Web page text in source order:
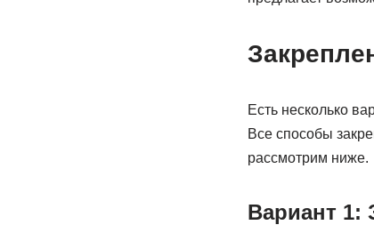
Есть несколько
Все способы
рассмотрим ниже.
Вариант 1: